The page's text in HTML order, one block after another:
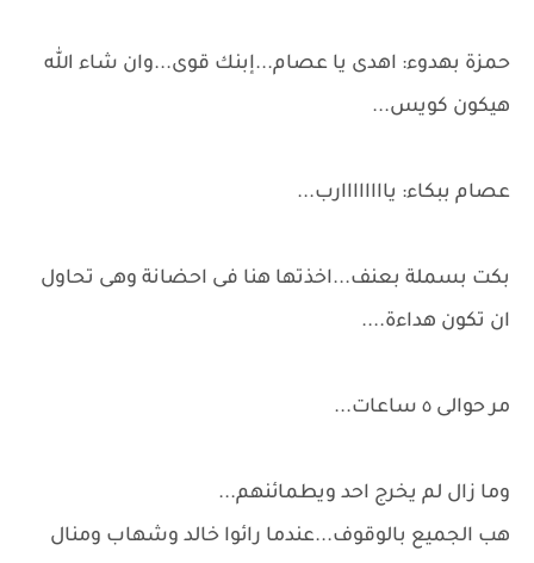
حمزة بهدوء: اهدى يا عصام...إبنك قوى...وان شاء الله
هيكون كويس...
عصام ببكاء: ياااااااارب...
بكت بسملة بعنف...اخذتها هنا فى احضانة وهى تحاول
ان تكون هداءة....
مر حوالى ٥ ساعات...
وما زال لم يخرج احد ويطمائنهم...
هب الجميع بالوقوف...عندما رائوا خالد وشهاب ومنال